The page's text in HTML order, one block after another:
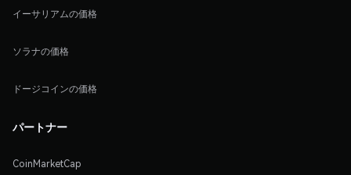
イーサリアムの価格
ソラナの価格
ドージコインの価格
パートナー
CoinMarketCap